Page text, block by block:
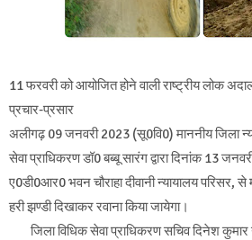
11 फरवरी को आयोजित होने वाली राष्ट्रीय लोक
प्रचार-प्रसार
अलीगढ़ 09 जनवरी 2023 (सू0वि0) माननीय जिला
सेवा प्राधिकरण डॉ0 बब्बू सारंग द्वारा दिनांक 13
ए0डी0आर0 भवन चौराहा दीवानी न्यायालय परिसर,
हरी झण्डी दिखाकर रवाना किया जायेगा।
जिला विधिक सेवा प्राधिकरण सचिव दिनेश